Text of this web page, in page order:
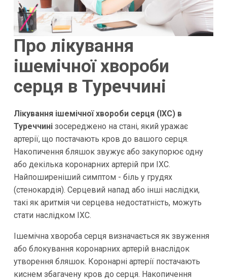
Про лікування
ішемічної хвороби
серця в Туреччині
Лікування ішемічної хвороби серця (ІХС) в
Туреччинізосереджено на стані, який уражає
артерії, що постачають кров до вашого серця.
Накопичення бляшок звужує або закупорює одну
або декілька коронарних артерій при ІХС.
Найпоширеніший симптом - біль у грудях
(стенокардія). Серцевий напад або інші наслідки,
такі як аритмія чи серцева недостатність, можуть
стати наслідком ІХС.
Ішемічна хвороба серця визначається як звуження
або блокування коронарних артерій внаслідок
утворення бляшок. Коронарні артерії постачають
киснем збагачену кров до серця. Накопичення